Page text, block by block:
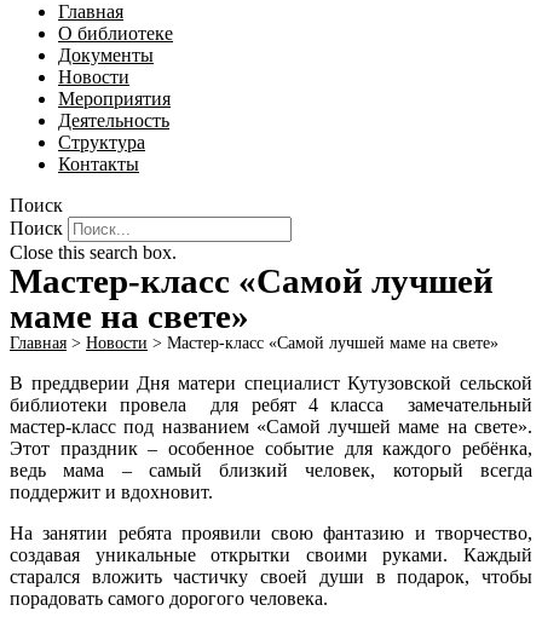
Главная
О библиотеке
Документы
Новости
Мероприятия
Деятельность
Структура
Контакты
Поиск
Поиск
Close this search box.
Мастер-класс «Самой лучшей
маме на свете»
Главная > Новости > Мастер-класс «Самой лучшей маме на свете»
В преддверии Дня матери специалист Кутузовской сельской
библиотеки провела для ребят 4 класса замечательный
мастер-класс под названием «Самой лучшей маме на свете».
Этот праздник – особенное событие для каждого ребёнка,
ведь мама – самый близкий человек, который всегда
поддержит и вдохновит.
На занятии ребята проявили свою фантазию и творчество,
создавая уникальные открытки своими руками. Каждый
старался вложить частичку своей души в подарок, чтобы
порадовать самого дорогого человека.